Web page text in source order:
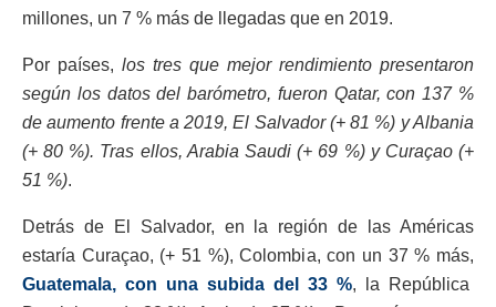
millones, un 7 % más de llegadas que en 2019.
Por países, los tres que mejor rendimiento presentaron
según los datos del barómetro, fueron Qatar, con 137 %
de aumento frente a 2019, El Salvador (+ 81 %) y Albania
(+ 80 %). Tras ellos, Arabia Saudi (+ 69 %) y Curaçao (+
51 %).
Detrás de El Salvador, en la región de las Américas
estaría Curaçao, (+ 51 %), Colombia, con un 37 % más,
Guatemala, con una subida del 33 %, la República